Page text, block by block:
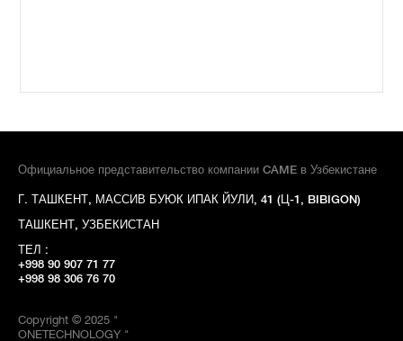
Официальное представительство компании CAME в Узбекистане
Г. ТАШКЕНТ, МАССИВ БУЮК ИПАК ЙУЛИ, 41 (Ц-1, BIBIGON)
ТАШКЕНТ, УЗБЕКИСТАН
ТЕЛ :
+998 90 907 71 77
+998 98 306 76 70
Copyright © 2025 "
ONETECHNOLOGY "